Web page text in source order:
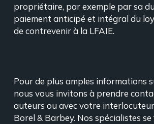
propriétaire, par exemple par sa
paiement anticipé et intégral du
de contrevenir à la LFAIE.
Pour de plus amples informations
nous vous invitons à prendre
auteurs ou avec votre
Borel & Barbey. Nos spécialistes